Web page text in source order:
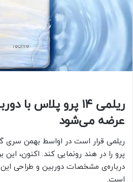
ریلمی ۱۴ پرو پلاس
عرضه می‌شود
پرو را در هند رونمایی کند. اکنون،
درباره‌ی مشخصات دوربین و طراحی این
است.